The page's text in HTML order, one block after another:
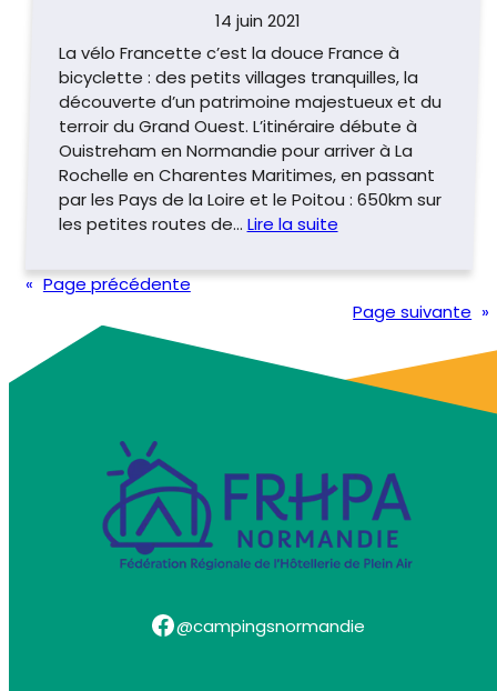
14 juin 2021
La vélo Francette c’est la douce France à
bicyclette : des petits villages tranquilles, la
découverte d’un patrimoine majestueux et du
terroir du Grand Ouest. L’itinéraire débute à
Ouistreham en Normandie pour arriver à La
Rochelle en Charentes Maritimes, en passant
par les Pays de la Loire et le Poitou : 650km sur
les petites routes de… Lire la suite
« Page précédente
Page suivante »
Facebook @campingsnormandie